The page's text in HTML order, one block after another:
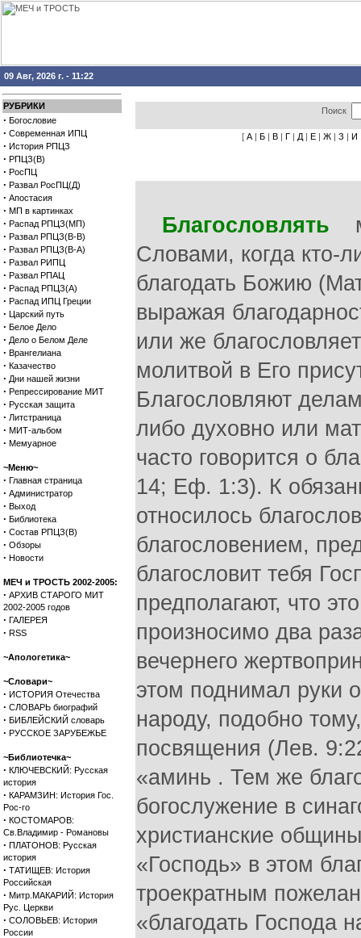
09 Авг, 2026 г. - 11:22
РУБРИКИ
· Богословие
· Современная ИПЦ
· История РПЦЗ
· РПЦЗ(В)
· РосПЦ
· Развал РосПЦ(Д)
· Апостасия
· МП в картинках
· Распад РПЦЗ(МП)
· Развал РПЦЗ(В-В)
· Развал РПЦЗ(В-А)
· Развал РИПЦ
· Развал РПАЦ
· Распад РПЦЗ(А)
· Распад ИПЦ Греции
· Царский путь
· Белое Дело
· Дело о Белом Деле
· Врангелиана
· Казачество
· Дни нашей жизни
· Репрессирование МИТ
· Русская защита
· Литстраница
· МИТ-альбом
· Мемуарное
~Меню~
· Главная страница
· Администратор
· Выход
· Библиотека
· Состав РПЦЗ(В)
· Обзоры
· Новости
МЕЧ и ТРОСТЬ 2002-2005:
· АРХИВ СТАРОГО МИТ
2002-2005 годов
· ГАЛЕРЕЯ
· RSS
~Апологетика~
~Словари~
· ИСТОРИЯ Отечества
· СЛОВАРЬ биографий
· БИБЛЕЙСКИЙ словарь
· РУССКОЕ ЗАРУБЕЖЬЕ
~Библиотечка~
· КЛЮЧЕВСКИЙ: Русская
история
· КАРАМЗИН: История Гос.
Рос-го
· КОСТОМАРОВ:
Св.Владимир - Романовы
· ПЛАТОНОВ: Русская
история
· ТАТИЩЕВ: История
Российская
· Митр.МАКАРИЙ: История
Рус. Церкви
· СОЛОВЬЕВ: История
России
Поиск
[ А | Б | В | Г | Д | Е | Ж | З | И
Благословлять
Словами, когда кто-
благодать Божию
выражая
или же
молитвой в Его
Благословляют
либо духовно или
часто говорится о
14; Еф. 1:3). К
относилось
благословением,
благословит тебя
предполагают, что
произносимо два
вечернего
этом поднимал руки
народу, подобно
посвящения (Лев.
«аминь . Тем же
богослужение в
христианские
«Господь» в этом
троекратным
«благодать Господа